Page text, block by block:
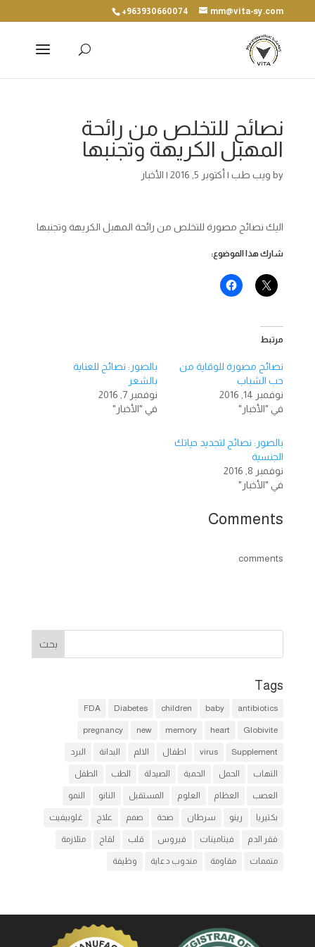
+963930660074 mm@vita-sy.com
نصائح للتخلص من رائحة
المهبل الكريهة وتجنبها
by ويب طب| أكتوبر 5, 2016 | الأخبار
اليك نصائح مصورة للتخلص من رائحة المهبل الكريهة وتجنبها
شارك هذا الموضوع:
مرتبط
نصائح مصورة للوقاية من
حب الشباب
نوفمبر 14, 2016
في "الأخبار"
بالصور: نصائح للعناية
بالشعر
نوفمبر 7, 2016
في "الأخبار"
بالصور: نصائح لتجديد حياتك
الجنسية
نوفمبر 8, 2016
في "الأخبار"
Comments
comments
Tags
antibiotics
baby
children
Diabetes
FDA
Globivite
heart
memory
new
pregnancy
Supplement
virus اطفال الالم البدانة البرد
التهاب الحمل الحمية الصيدلة الطب الطفل
العصب العظام العلوم المستقبل النانو النمو
بكتيريا رينو سرطان صحة صمم علاج غلوبيفيت
فقر الدم فيتامينات فيروس قلب لقاح متلازمة
متممات مقاومة مندوب دعاية وظيفة